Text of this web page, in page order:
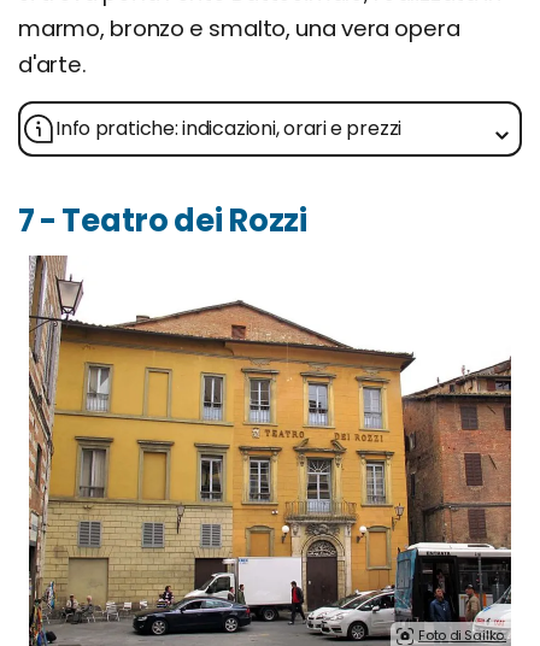
marmo, bronzo e smalto, una vera opera
d'arte.
Info pratiche: indicazioni, orari e prezzi
7 - Teatro dei Rozzi
Foto di Sailko.